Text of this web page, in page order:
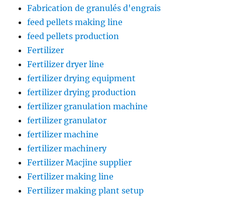
Fabrication de granulés d'engrais
feed pellets making line
feed pellets production
Fertilizer
Fertilizer dryer line
fertilizer drying equipment
fertilizer drying production
fertilizer granulation machine
fertilizer granulator
fertilizer machine
fertilizer machinery
Fertilizer Macjine supplier
Fertilizer making line
Fertilizer making plant setup